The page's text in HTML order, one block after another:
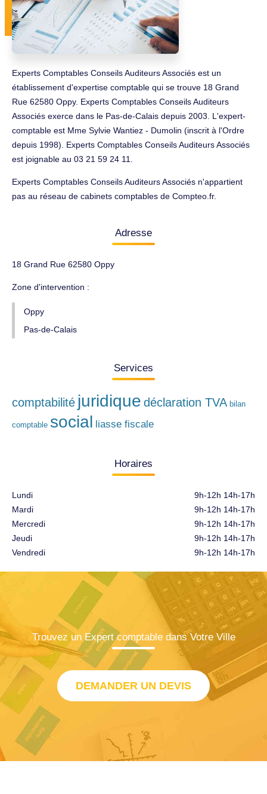
Experts Comptables Conseils Auditeurs Associés est un
établissement d'expertise comptable qui se trouve 18 Grand
Rue 62580 Oppy. Experts Comptables Conseils Auditeurs
Associés exerce dans le Pas-de-Calais depuis 2003. L'expert-
comptable est Mme Sylvie Wantiez - Dumolin (inscrit à l'Ordre
depuis 1998). Experts Comptables Conseils Auditeurs Associés
est joignable au 03 21 59 24 11.
Experts Comptables Conseils Auditeurs Associés n'appartient
pas au réseau de cabinets comptables de Compteo.fr.
Adresse
18 Grand Rue 62580 Oppy
Zone d'intervention :
Oppy
Pas-de-Calais
Services
comptabilité juridique déclaration TVA bilan
comptable social liasse fiscale
Horaires
Lundi
Mardi
Mercredi
Jeudi
Vendredi
9h-12h 14h-17h
9h-12h 14h-17h
9h-12h 14h-17h
9h-12h 14h-17h
9h-12h 14h-17h
Trouvez un Expert comptable dans Votre Ville
DEMANDER UN DEVIS